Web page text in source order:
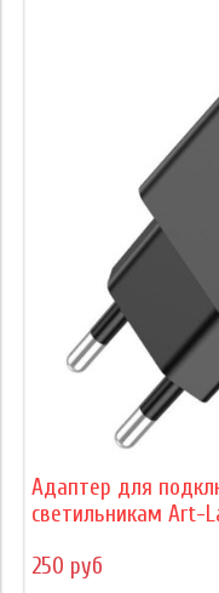
Адаптер для
светильникам Art-
250 руб